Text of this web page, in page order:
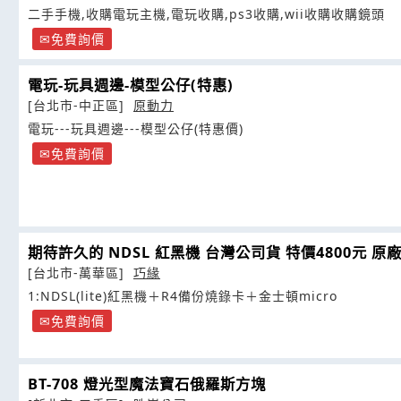
二手手機,收購電玩主機,電玩收購,ps3收購,wii收購收購鏡頭
免費詢價
電玩-玩具週邊-模型公仔(特惠)
[台北市-中正區]
原動力
電玩---玩具週邊---模型公仔(特惠價)
免費詢價
期待許久的 NDSL 紅黑機 台灣公司貨 特價4800元 原
[台北市-萬華區]
巧緣
1:NDSL(lite)紅黑機＋R4備份燒錄卡＋金士頓micro
免費詢價
BT-708 燈光型魔法寶石俄羅斯方塊